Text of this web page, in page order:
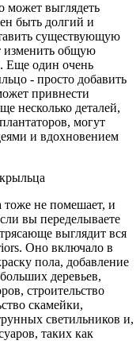
может выглядеть
быть долгий и
существующую
изменить общую
Еще один очень
- просто добавить
привнести
несколько деталей,
могут
и вдохновением
не помешает, и
вы переделываете
выглядит вся
Оно включало в
пола, добавление
деревьев,
строительство
скамейки,
светильников и,
таких как